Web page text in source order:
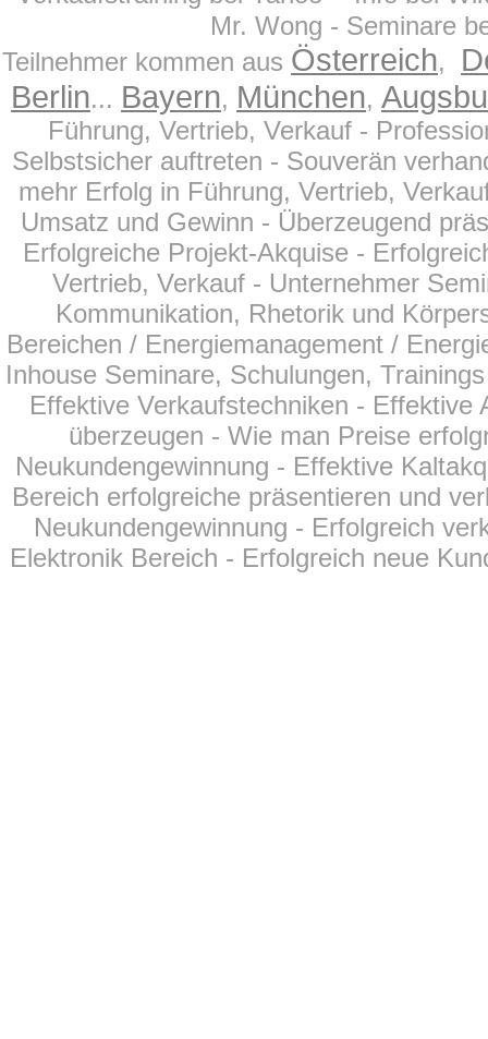
Mr. Wong - Seminare
Teilnehmer kommen aus Österreich,
Berlin... Bayern, München,
Führung, Vertrieb, Verkauf -
Selbstsicher auftreten - Souverän
mehr Erfolg in Führung, Vertrieb,
Umsatz und Gewinn - Überzeugend
Erfolgreiche Projekt-Akquise -
Vertrieb, Verkauf - Unternehmer
Kommunikation, Rhetorik und
Bereichen / Energiemanagement /
Inhouse Seminare, Schulungen,
Effektive Verkaufstechniken -
überzeugen - Wie man Preise
Neukundengewinnung - Effektive
Bereich erfolgreiche präsentieren und
Neukundengewinnung - Erfolgreich
Elektronik Bereich - Erfolgreich neue